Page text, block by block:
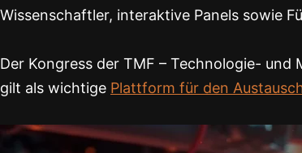
Wissenschaftler, interaktive Panels sowie
Der Kongress der TMF – Technologie-
gilt als wichtige Plattform für den